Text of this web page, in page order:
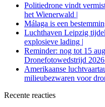
Politiedrone vindt
het Wienerwald |
Málaga is een
Luchthaven Leipzig
explosieve lading |
Reminder: nog tot 15
Dronefotowedstrijd 2026
Amerikaanse
milieubezwaren voor
Recente reacties